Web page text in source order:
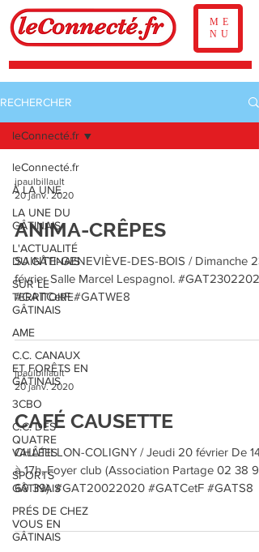
ME
NU
RECHERCHER
leConnecté.fr
À LA UNE
LA UNE DU
GÂTINAIS
L'ACTUALITÉ
DU GÂTINAIS
SUR LE
TERRITOIRE
GÂTINAIS
AME
C.C. CANAUX
ET FORÊTS EN
GÂTINAIS
3CBO
C.C. DES
QUATRE
VALLÉES
SPORTS
GÂTINAIS
PRÉS DE CHEZ
VOUS EN
GÂTINAIS
leConnecté.fr
jpaulbillault
20 janv. 2020
ANIMA-CRÊPES
SAINTE-GENEVIÈVE-DES-BOIS / Dimanche 23
février Salle Marcel Lespagnol.
#GATCetF #GATWE8
jpaulbillault
20 janv. 2020
CAFÉ CAUSETTE
CHÂTILLON-COLIGNY / Jeudi 20 février De
à 17h, Foyer club (Association Partage 02 38 92
69 39). #GAT20022020 #GATCetF #GATS8